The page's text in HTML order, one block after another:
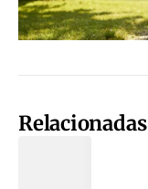
Relacionadas